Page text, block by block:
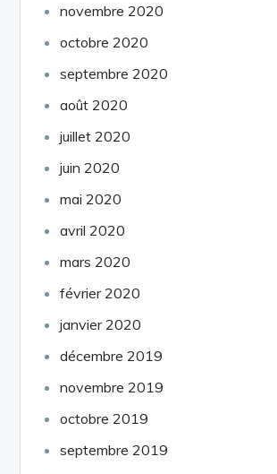
novembre 2020
octobre 2020
septembre 2020
août 2020
juillet 2020
juin 2020
mai 2020
avril 2020
mars 2020
février 2020
janvier 2020
décembre 2019
novembre 2019
octobre 2019
septembre 2019